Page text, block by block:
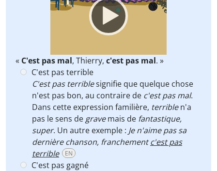
« C'est pas mal, Thierry, c'est pas mal. »
C'est pas terrible
C'est pas terriblesignifie que quelque chose
n'est pas bon, au contraire de c'est pas mal.
Dans cette expression familière, terriblen'a
pas le sens de gravemais de fantastique,
super. Un autre exemple : Je n'aime pas sa
dernière chanson, franchementc'est pas
terrible
EN
C'est pas gagné